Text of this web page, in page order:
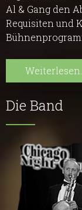
Al & Gang den
Requisiten und
Weiterlesen...
Die Band